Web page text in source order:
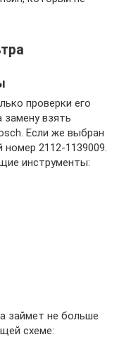
проверки его
замену взять
Если же выбран
2112-1139009.
инструменты:
займет не больше
схеме: